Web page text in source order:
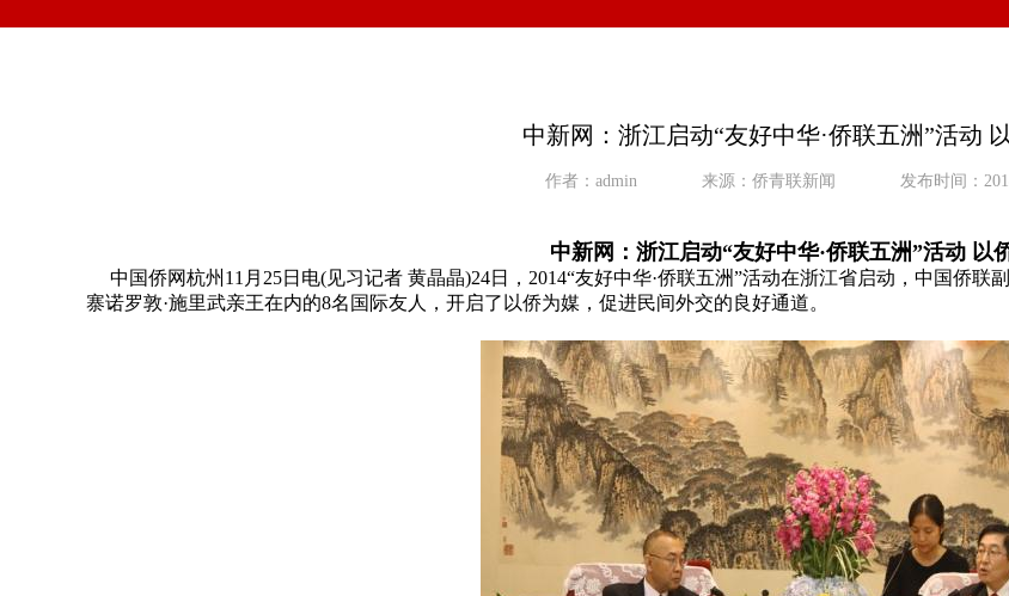
中新网：浙江启动“友好中华·侨联五洲”活动
作者：admin 来源：侨青联新闻 发布时间：
中新网：浙江启动“友好中华·侨联五洲”活动 以
中国侨网杭州11月25日电(见习记者 黄晶晶)24日，2014“友好中华·侨联五洲”活动在浙江省启动，中国侨联
寨诺罗敦·施里武亲王在内的8名国际友人，开启了以侨为媒，促进民间外交的良好通道。